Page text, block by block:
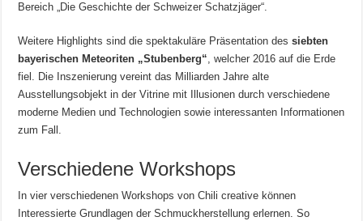
Bereich „Die Geschichte der Schweizer Schatzjäger“.
Weitere Highlights sind die spektakuläre Präsentation dessiebten
bayerischen Meteoriten „Stubenberg“, welcher 2016 auf die Erde
fiel. Die Inszenierung vereint das Milliarden Jahre alte
Ausstellungsobjekt in der Vitrine mit Illusionen durch verschiedene
moderne Medien und Technologien sowie interessanten Informationen
zum Fall.
Verschiedene Workshops
In vier verschiedenen Workshops von Chili creative können
Interessierte Grundlagen der Schmuckherstellung erlernen. So